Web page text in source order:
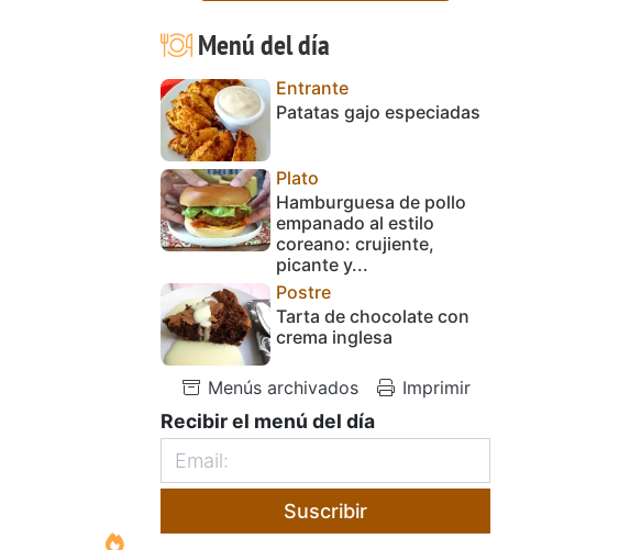
Menú del día
Entrante
Patatas gajo especiadas
Plato
Hamburguesa de pollo
empanado al estilo
coreano: crujiente,
picante y...
Postre
Tarta de chocolate con
crema inglesa
Menús archivados Imprimir
Recibir el menú del día
Suscribir